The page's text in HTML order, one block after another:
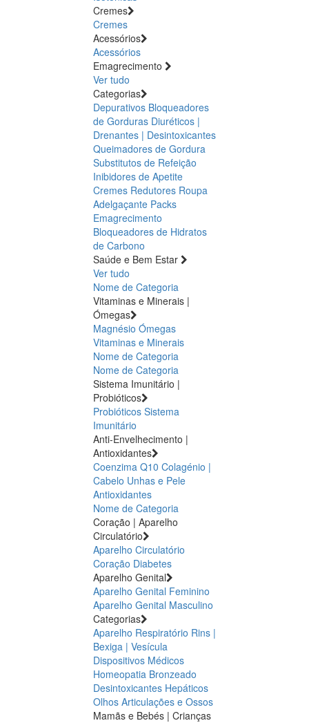
Cremes
Cremes
Acessórios
Acessórios
Emagrecimento
Ver tudo
Categorias
Depurativos Bloqueadores
de Gorduras Diuréticos |
Drenantes | Desintoxicantes
Queimadores de Gordura
Substitutos de Refeição
Inibidores de Apetite
Cremes Redutores Roupa
Adelgaçante Packs
Emagrecimento
Bloqueadores de Hidratos
de Carbono
Saúde e Bem Estar
Ver tudo
Nome de Categoria
Vitaminas e Minerais |
Ómegas
Magnésio Ómegas
Vitaminas e Minerais
Nome de Categoria
Nome de Categoria
Sistema Imunitário |
Probióticos
Probióticos Sistema
Imunitário
Anti-Envelhecimento |
Antioxidantes
Coenzima Q10 Colagénio |
Cabelo Unhas e Pele
Antioxidantes
Nome de Categoria
Coração | Aparelho
Circulatório
Aparelho Circulatório
Coração Diabetes
Aparelho Genital
Aparelho Genital Feminino
Aparelho Genital Masculino
Categorias
Aparelho Respiratório Rins |
Bexiga | Vesícula
Dispositivos Médicos
Homeopatia Bronzeado
Desintoxicantes Hepáticos
Olhos Articulações e Ossos
Mamãs e Bebés | Crianças